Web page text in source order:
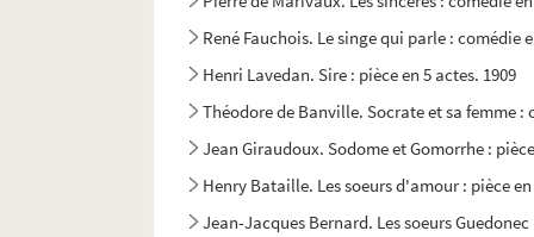
René Fauchois. Le singe qui parle : comédie
Henri Lavedan. Sire : pièce en 5 actes. 1909
Théodore de Banville. Socrate et sa femme :
Jean Giraudoux. Sodome et Gomorrhe :
Henry Bataille. Les soeurs d'amour : pièce
Jean-Jacques Bernard. Les soeurs